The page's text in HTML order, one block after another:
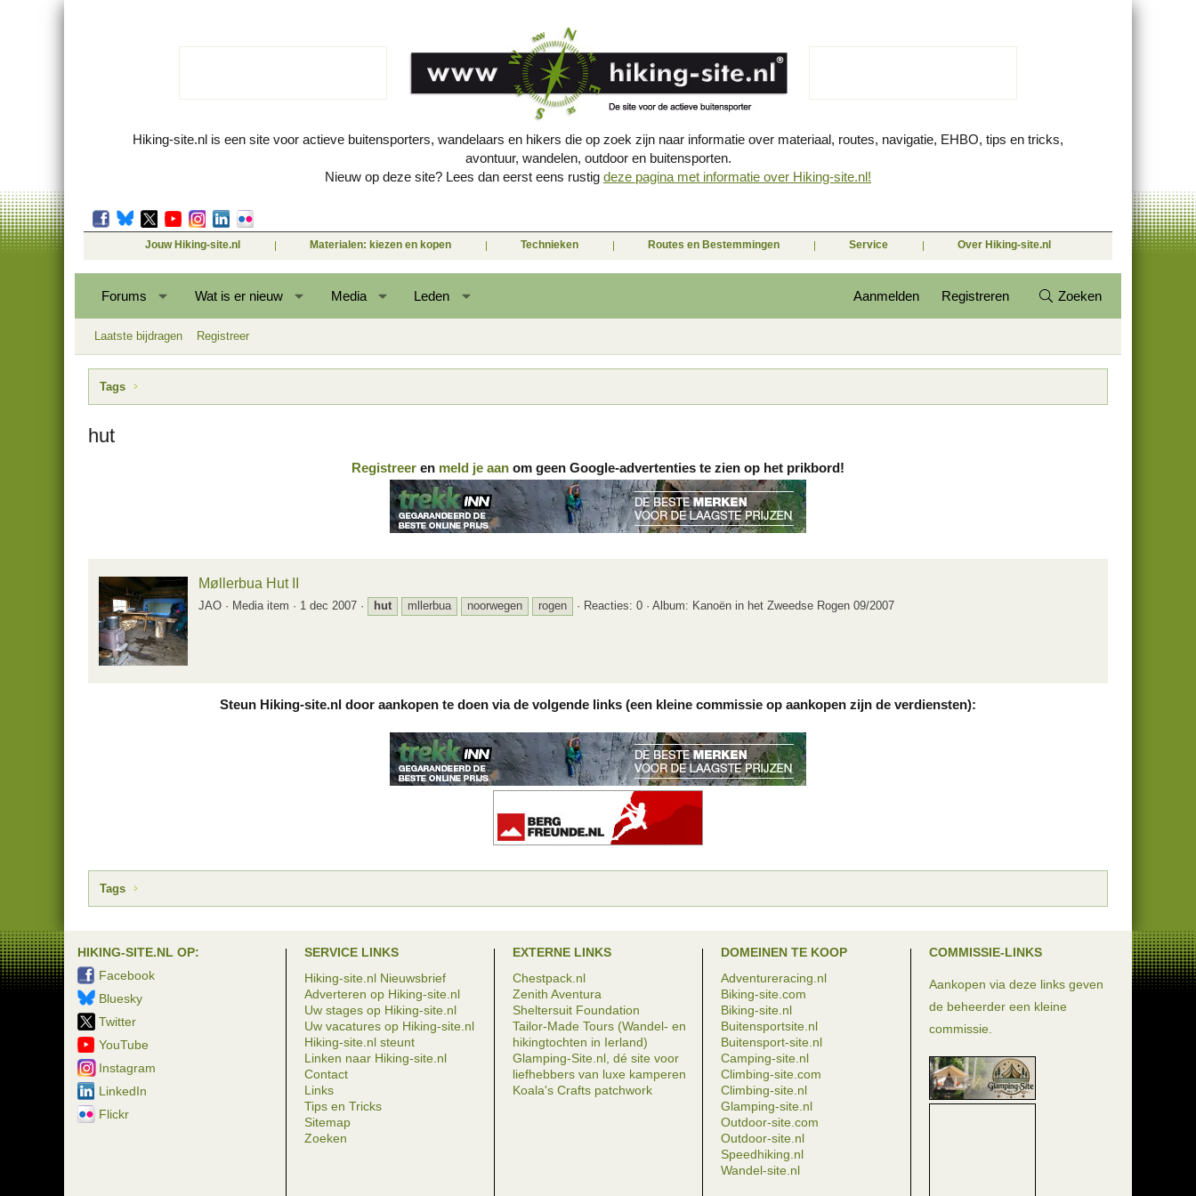
Hiking-site.nl is een site voor actieve buitensporters, wandelaars en hikers die op zoek zijn naar informatie over materiaal, routes, navigatie, EHBO, tips en tricks,
avontuur, wandelen, outdoor en buitensporten.
Nieuw op deze site? Lees dan eerst eens rustig deze pagina met informatie over Hiking-site.nl!
Jouw Hiking-site.nl Materialen: kiezen en kopen Technieken Routes en Bestemmingen Service Over Hiking-site.nl
Forums Wat is er nieuw Media Leden Aanmelden Registreren Zoeken
Laatste bijdragen Registreer
Tags
hut
Registreer en meld je aan om geen Google-advertenties te zien op het prikbord!
Møllerbua Hut II
JAO Media item 1 dec 2007 hut mllerbua noorwegen rogen Reacties: 0 Album: Kanoën in het Zweedse Rogen 09/2007
Steun Hiking-site.nl door aankopen te doen via de volgende links (een kleine commissie op aankopen zijn de verdiensten):
Tags
HIKING-SITE.NL OP:
Facebook
Bluesky
Twitter
YouTube
Instagram
LinkedIn
Flickr
SERVICE LINKS
Hiking-site.nl Nieuwsbrief
Adverteren op Hiking-site.nl
Uw stages op Hiking-site.nl
Uw vacatures op Hiking-site.nl
Hiking-site.nl steunt
Linken naar Hiking-site.nl
Contact
Links
Tips en Tricks
Sitemap
Zoeken
EXTERNE LINKS
Chestpack.nl
Zenith Aventura
Sheltersuit Foundation
Tailor-Made Tours (Wandel- en
hikingtochten in Ierland)
Glamping-Site.nl, dé site voor
liefhebbers van luxe kamperen
Koala's Crafts patchwork
DOMEINEN TE KOOP
Adventureracing.nl
Biking-site.com
Biking-site.nl
Buitensportsite.nl
Buitensport-site.nl
Camping-site.nl
Climbing-site.com
Climbing-site.nl
Glamping-site.nl
Outdoor-site.com
Outdoor-site.nl
Speedhiking.nl
Wandel-site.nl
COMMISSIE-LINKS
Aankopen via deze links geven
de beheerder een kleine
commissie.